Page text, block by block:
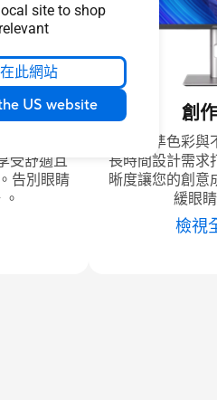
site to shop
此網站
US website
，讓您
受舒適且
告別眼睛
創
體驗精準色彩
長時間設計需求
晰度讓您的創意
緩眼
檢視